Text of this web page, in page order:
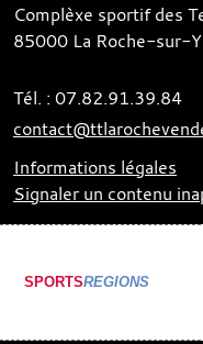
Complèxe sportif des
85000 La Roche-sur-
Tél. : 07.82.91.39.84
Informations légales
Signaler un contenu
SPORTSREGIONS